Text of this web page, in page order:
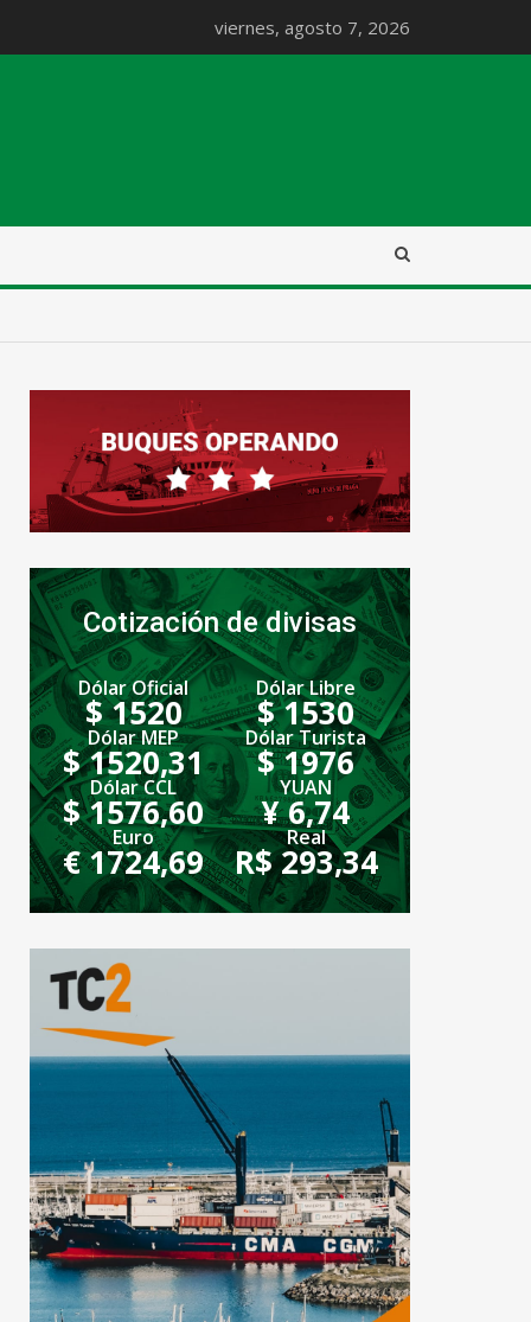
viernes, agosto 7, 2026
Cotización de divisas
Dólar Oficial
$ 1520
Dólar Libre
$ 1530
Dólar MEP
$ 1520,31
Dólar Turista
$ 1976
Dólar CCL
$ 1576,60
YUAN
¥ 6,74
Euro
€ 1724,69
Real
R$ 293,34